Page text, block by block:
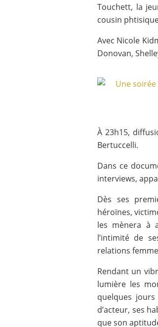
Touchett, la
cousin
Avec Nicole
Donovan,
À 23h15,
Bertuccelli.
Dans ce
interviews,
Dès ses
héroïnes,
les mènera à
l’intimité de
relations
Rendant un
lumière les
quelques
d’acteur, ses
que son